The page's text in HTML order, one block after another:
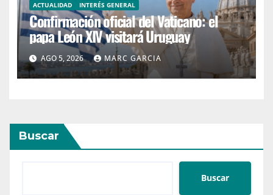
ACTUALIDAD INTERÉS GENERAL
Confirmación oficial del Vaticano: el
papa León XIV visitará Uruguay
AGO 5, 2026 MARC GARCIA
Buscar
Buscar